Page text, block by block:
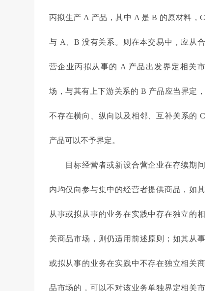
丙拟生产 A 产品，其中 A 是 B 的原材料，C
与 A、B 没有关系。则在本交易中，应从合
营企业丙拟从事的 A 产品出发界定相关市
场，与其有上下游关系的 B 产品应当界定，
不存在横向、纵向以及相邻、互补关系的 C
产品可以不予界定。
目标经营者或新设合营企业在存续期间
内均仅向参与集中的经营者提供商品，如其
从事或拟从事的业务在实践中存在独立的相
关商品市场，则仍适用前述原则；如其从事
或拟从事的业务在实践中不存在独立相关商
品市场的，可以不对该业务单独界定相关市